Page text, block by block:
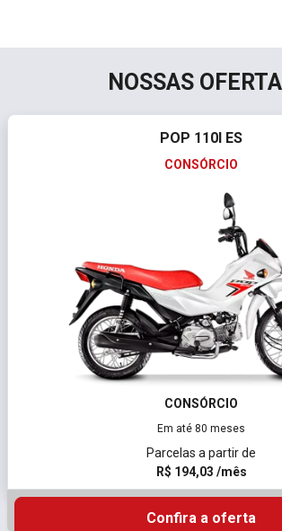
NOSSAS
POP 110I ES
CONSÓRCIO
CONSÓRCIO
Em até 80 meses
Parcelas a partir de
R$ 194,03 /mês
Confira a oferta